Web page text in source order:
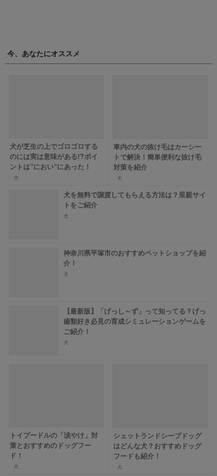
今、あなたにオススメ
犬が芝生の上でゴロゴロする
のには実は意味がある!?ポイ
ントは”におい“にあった！
犬
車内の犬の抜け毛はカーシー
トで解決！簡単便利な抜け毛
対策を紹介
犬
犬を無料で譲渡してもらえる方法は？里親サイ
トをご紹介
犬
神奈川県平塚市のおすすめペットショップを紹
介！
犬
【最新版】「げっし～ず」って知ってる？げっ
歯類好き必見の育成シミュレーションゲームを
ご紹介！
犬
トイプードルの「涙やけ」対
策とおすすめのドッグフー
ド！
犬
シェットランドシープドッグ
はどんな犬？おすすめドッグ
フードも紹介！
犬